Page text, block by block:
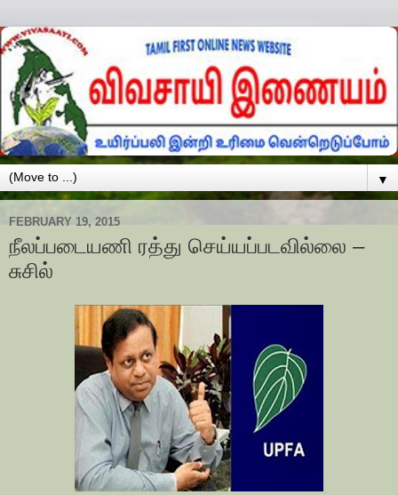
▼
FEBRUARY 19, 2015
நீலப்படையணி ரத்து செய்யப்படவில்லை –
சுசில்